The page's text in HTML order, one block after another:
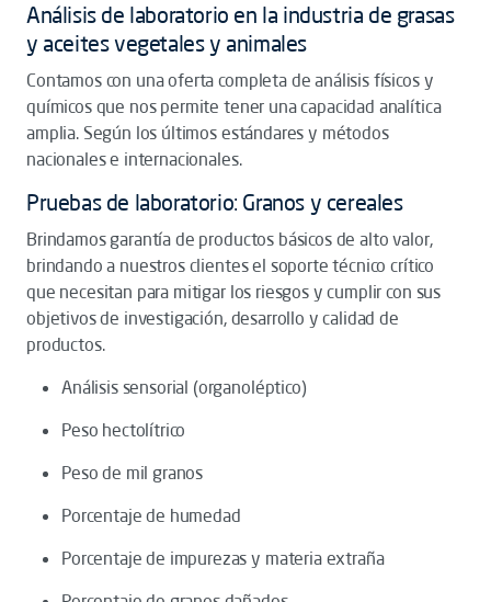
Análisis de laboratorio en la industria de grasas
y aceites vegetales y animales
Contamos con una oferta completa de análisis físicos y
químicos que nos permite tener una capacidad analítica
amplia. Según los últimos estándares y métodos
nacionales e internacionales.
Pruebas de laboratorio: Granos y cereales
Brindamos garantía de productos básicos de alto valor,
brindando a nuestros clientes el soporte técnico crítico
que necesitan para mitigar los riesgos y cumplir con sus
objetivos de investigación, desarrollo y calidad de
productos.
Análisis sensorial (organoléptico)
Peso hectolítrico
Peso de mil granos
Porcentaje de humedad
Porcentaje de impurezas y materia extraña